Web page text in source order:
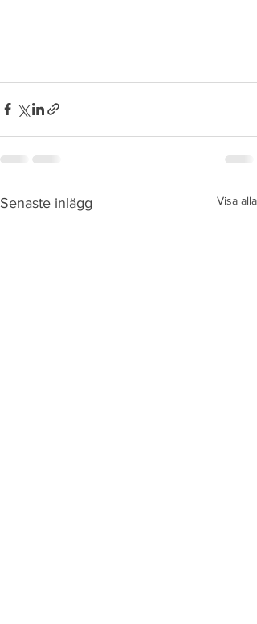
Senaste inlägg Visa alla